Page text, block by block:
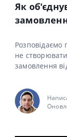
Як
не
замовлення